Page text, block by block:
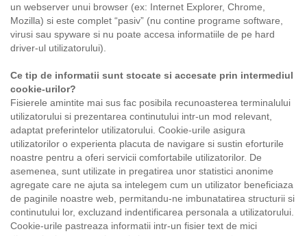
un webserver unui browser (ex: Internet Explorer, Chrome,
Mozilla) si este complet “pasiv” (nu contine programe software,
virusi sau spyware si nu poate accesa informatiile de pe hard
driver-ul utilizatorului).
Ce tip de informatii sunt stocate si accesate prin intermediul
cookie-urilor?
Fisierele amintite mai sus fac posibila recunoasterea terminalului
utilizatorului si prezentarea continutului intr-un mod relevant,
adaptat preferintelor utilizatorului. Cookie-urile asigura
utilizatorilor o experienta placuta de navigare si sustin eforturile
noastre pentru a oferi servicii comfortabile utilizatorilor. De
asemenea, sunt utilizate in pregatirea unor statistici anonime
agregate care ne ajuta sa intelegem cum un utilizator beneficiaza
de paginile noastre web, permitandu-ne imbunatatirea structurii si
continutului lor, excluzand indentificarea personala a utilizatorului.
Cookie-urile pastreaza informatii intr-un fisier text de mici